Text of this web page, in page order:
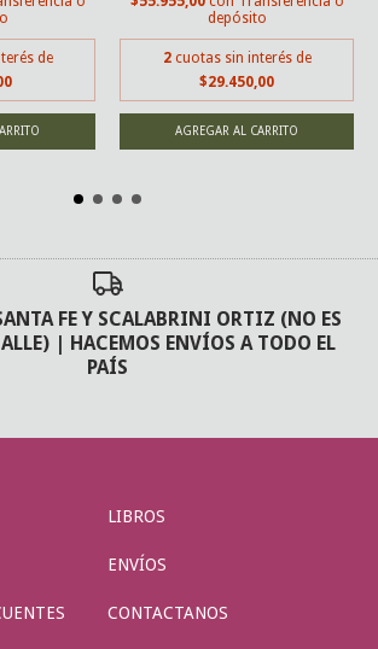
de
depósito
2 cuotas sin interés de
$29.450,00
FE Y SCALABRINI ORTIZ (NO ES
| HACEMOS ENVÍOS A TODO EL
PAÍS
LIBROS
ENVÍOS
CONTACTANOS